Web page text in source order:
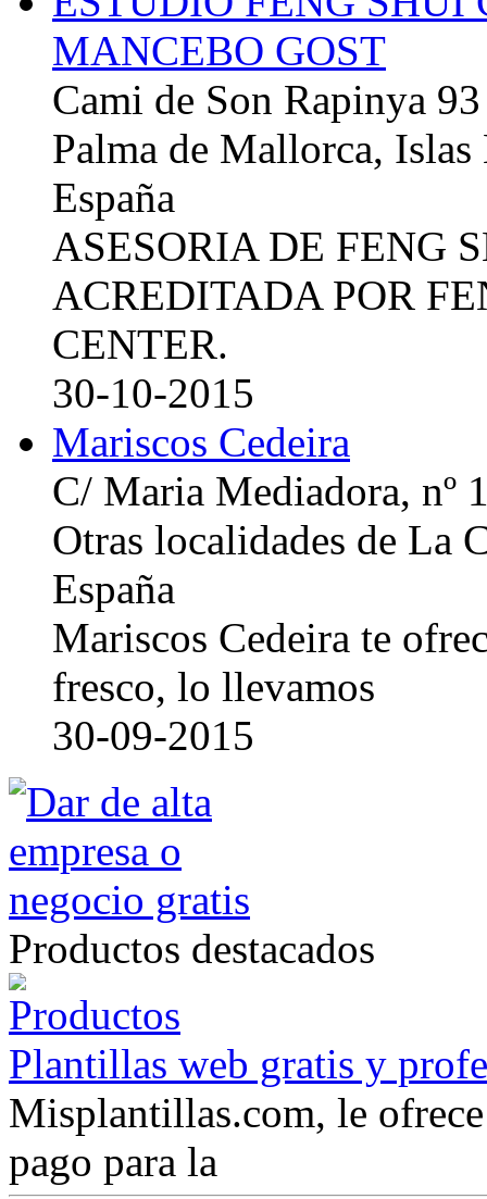
MANCEBO GOST
Cami de Son Rapinya 93
Palma de Mallorca, Islas
España
ASESORIA DE FENG
ACREDITADA POR
CENTER.
30-10-2015
Mariscos Cedeira
C/ Maria Mediadora, nº
Otras localidades de La
España
Mariscos Cedeira te
fresco, lo llevamos
30-09-2015
Productos destacados
Plantillas web gratis y
Misplantillas.com, le
pago para la